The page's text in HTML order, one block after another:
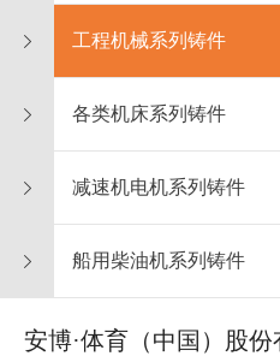
工程机械系列铸件
各类机床系列铸件
减速机电机系列铸件
船用柴油机系列铸件
安博·体育（中国）股份